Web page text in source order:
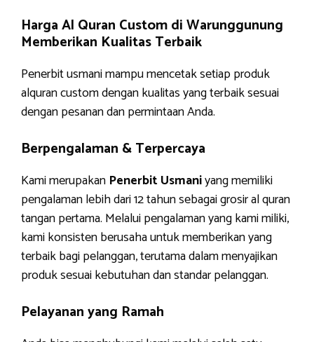
Harga Al Quran Custom di Warunggunung
Memberikan Kualitas Terbaik
Penerbit usmani mampu mencetak setiap produk
alquran custom dengan kualitas yang terbaik sesuai
dengan pesanan dan permintaan Anda.
Berpengalaman & Terpercaya
Kami merupakan Penerbit Usmaniyang memiliki
pengalaman lebih dari 12 tahun sebagai grosir al quran
tangan pertama. Melalui pengalaman yang kami miliki,
kami konsisten berusaha untuk memberikan yang
terbaik bagi pelanggan, terutama dalam menyajikan
produk sesuai kebutuhan dan standar pelanggan.
Pelayanan yang Ramah